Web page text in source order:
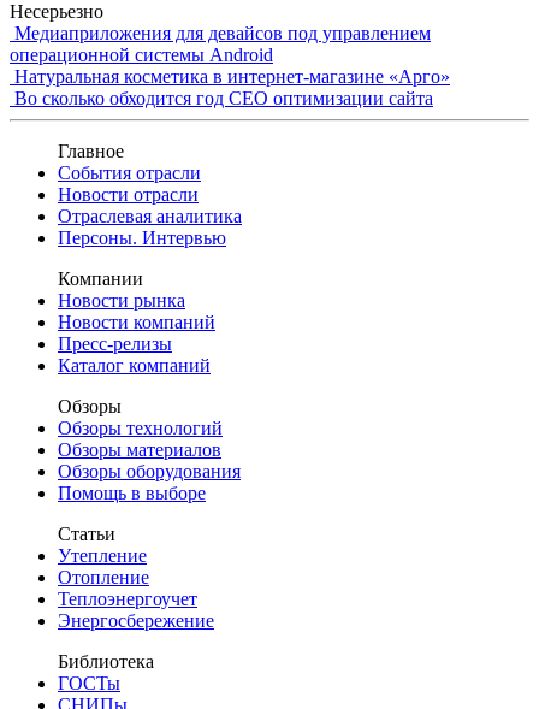
Несерьезно
Медиаприложения для девайсов под управлением
операционной системы Android
Натуральная косметика в интернет-магазине «Арго»
Во сколько обходится год СЕО оптимизации сайта
Главное
События отрасли
Новости отрасли
Отраслевая аналитика
Персоны. Интервью
Компании
Новости рынка
Новости компаний
Пресс-релизы
Каталог компаний
Обзоры
Обзоры технологий
Обзоры материалов
Обзоры оборудования
Помощь в выборе
Статьи
Утепление
Отопление
Теплоэнергоучет
Энергосбережение
Библиотека
ГОСТы